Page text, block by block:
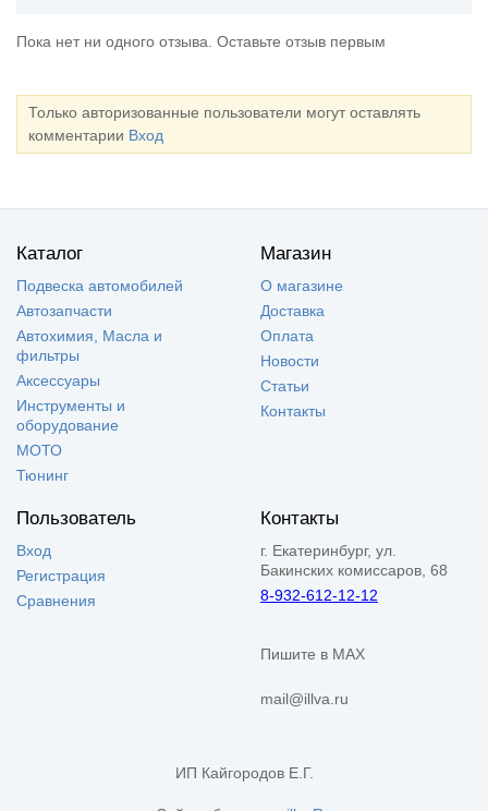
Пока нет ни одного отзыва. Оставьте отзыв первым
Только авторизованные пользователи могут оставлять
комментарии Вход
Каталог
Подвеска автомобилей
Автозапчасти
Автохимия, Масла и
фильтры
Аксессуары
Инструменты и
оборудование
МОТО
Тюнинг
Магазин
О магазине
Доставка
Оплата
Новости
Статьи
Контакты
Пользователь
Вход
Регистрация
Сравнения
Контакты
г. Екатеринбург, ул.
Бакинских комиссаров, 68
8-932-612-12-12
Пишите в MAX
mail@illva.ru
ИП Кайгородов Е.Г.